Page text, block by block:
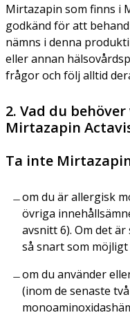
Mirtazapin som finns i
godkänd för att
nämns i denna
eller annan
frågor och följ alltid
2. Vad du
Mirtazapin
Ta inte
om du är allergisk
övriga
avsnitt 6). Om det
så snart som
om du använder
(inom de senaste